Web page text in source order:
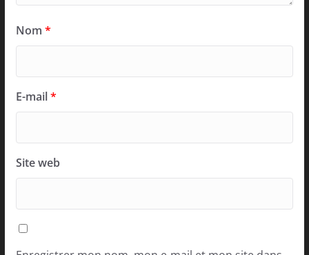
Nom *
E-mail*
Site web